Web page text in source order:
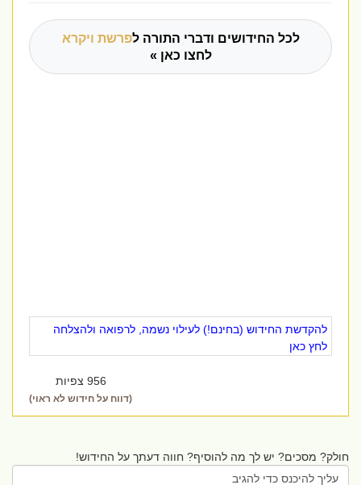
לכל החידושים ודברי התורה לפרשת ויקרא
לחצו כאן »
להקדשת החידוש (בחינם!) לעילוי נשמה, לרפואה ולהצלחה
לחץ כאן
956 צפיות
(דווח על חידוש לא ראוי)
חולק? מסכים? יש לך מה להוסיף? חווה דעתך על החידוש!